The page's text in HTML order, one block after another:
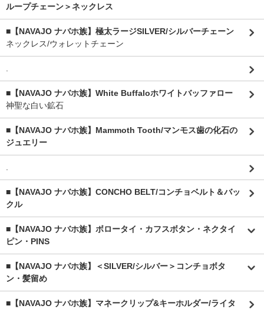
ループチェーン＞ネックレス
■【NAVAJO ナバホ族】極太ラージSILVER/シルバーチェーン
ネックレス/ウォレットチェーン
.
■【NAVAJO ナバホ族】White Buffaloホワイトバッファロー
神聖な白い鉱石
■【NAVAJO ナバホ族】Mammoth Tooth/マンモス歯の化石の
ジュエリー
.
■【NAVAJO ナバホ族】CONCHO BELT/コンチョベルト＆バッ
クル
■【NAVAJO ナバホ族】ボロータイ・カフスボタン・ネクタイ
ピン・PINS
■【NAVAJO ナバホ族】＜SILVER/シルバー＞コンチョボタ
ン・髪留め
■【NAVAJO ナバホ族】マネークリップ&キーホルダー/ライタ